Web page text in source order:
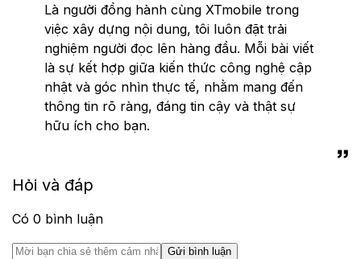
Là người đồng hành cùng XTmobile trong
việc xây dựng nội dung, tôi luôn đặt trải
nghiệm người đọc lên hàng đầu. Mỗi bài viết
là sự kết hợp giữa kiến thức công nghệ cập
nhật và góc nhìn thực tế, nhằm mang đến
thông tin rõ ràng, đáng tin cậy và thật sự
hữu ích cho bạn.
Hỏi và đáp
Có 0 bình luận
Gửi bình luận